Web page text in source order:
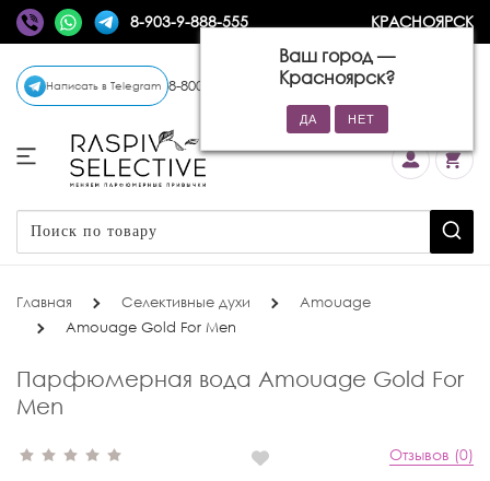
8-903-9-888-555 КРАСНОЯРСК
Ваш город —
Красноярск?
Написать в Telegram 8-800-770-72-34 (бесплатно)
Главная Селективные духи
Amouage
Amouage Gold For Men
Парфюмерная вода Amouage Gold For
Men
Отзывов (0)